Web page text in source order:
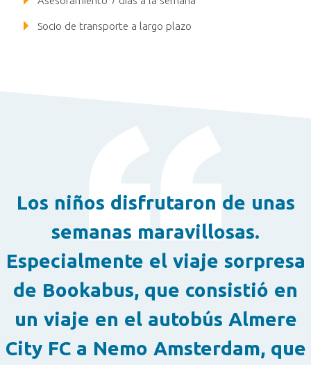
Socio de transporte a largo plazo
Los niños disfrutaron de unas
semanas maravillosas.
Especialmente el viaje sorpresa
de Bookabus, que consistió en
un viaje en el autobús Almere
City FC a Nemo Amsterdam, que